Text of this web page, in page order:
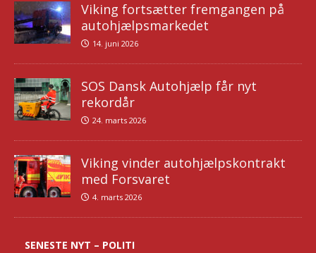
Viking fortsætter fremgangen på
autohjælpsmarkedet
14. juni 2026
SOS Dansk Autohjælp får nyt
rekordår
24. marts 2026
Viking vinder autohjælpskontrakt
med Forsvaret
4. marts 2026
SENESTE NYT – POLITI